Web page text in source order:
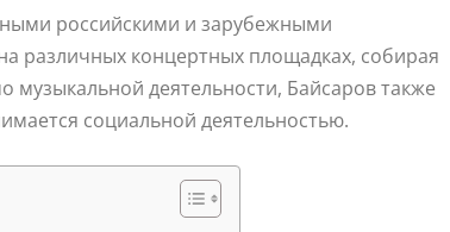
российскими и зарубежными
различных концертных площадках, собирая
деятельности, Байсаров также
социальной деятельностью.